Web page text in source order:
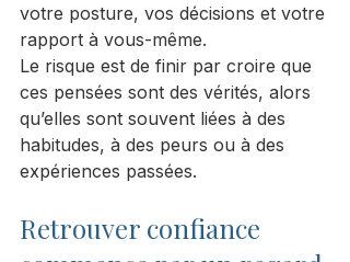
votre posture, vos décisions et votre
rapport à vous-même.
Le risque est de finir par croire que
ces pensées sont des vérités, alors
qu’elles sont souvent liées à des
habitudes, à des peurs ou à des
expériences passées.
Retrouver confiance